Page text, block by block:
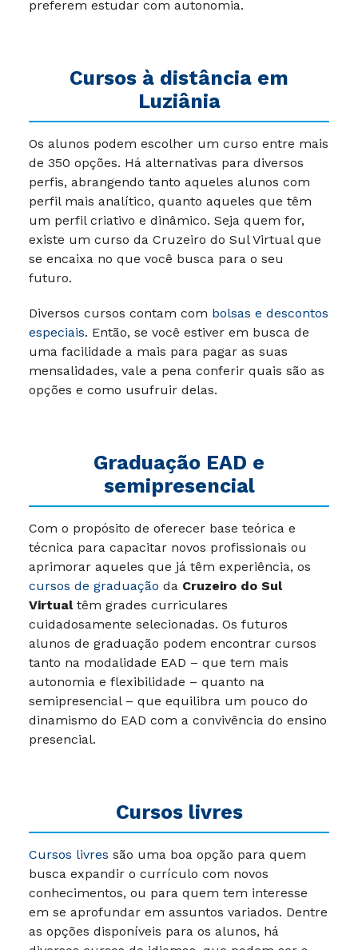
preferem estudar com autonomia.
Cursos à distância em
Luziânia
Os alunos podem escolher um curso entre mais
de 350 opções. Há alternativas para diversos
perfis, abrangendo tanto aqueles alunos com
perfil mais analítico, quanto aqueles que têm
um perfil criativo e dinâmico. Seja quem for,
existe um curso da Cruzeiro do Sul Virtualque
se encaixa no que você busca para o seu
futuro.
Diversos cursos contam com bolsas e descontos
especiais. Então, se você estiver em busca de
uma facilidade a mais para pagar as suas
mensalidades, vale a pena conferir quais são as
opções e como usufruir delas.
Graduação EAD e
semipresencial
Com o propósito de oferecer base teórica e
técnica para capacitar novos profissionais ou
aprimorar aqueles que já têm experiência, os
cursos de graduação da Cruzeiro do Sul
Virtualtêm grades curriculares
cuidadosamente selecionadas. Os futuros
alunos de graduação podem encontrar cursos
tanto na modalidade EAD – que tem mais
autonomia e flexibilidade – quanto na
semipresencial – que equilibra um pouco do
dinamismo do EAD com a convivência do ensino
presencial.
Cursos livres
Cursos livres são uma boa opção para quem
busca expandir o currículo com novos
conhecimentos, ou para quem tem interesse
em se aprofundar em assuntos variados. Dentre
as opções disponíveis para os alunos, há